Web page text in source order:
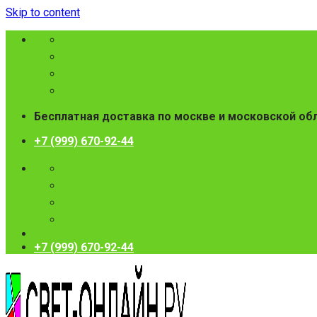
Skip to content
Бесплатная доставка по москве и московской
+7 (999) 670-92-44
+7 (999) 670-92-44